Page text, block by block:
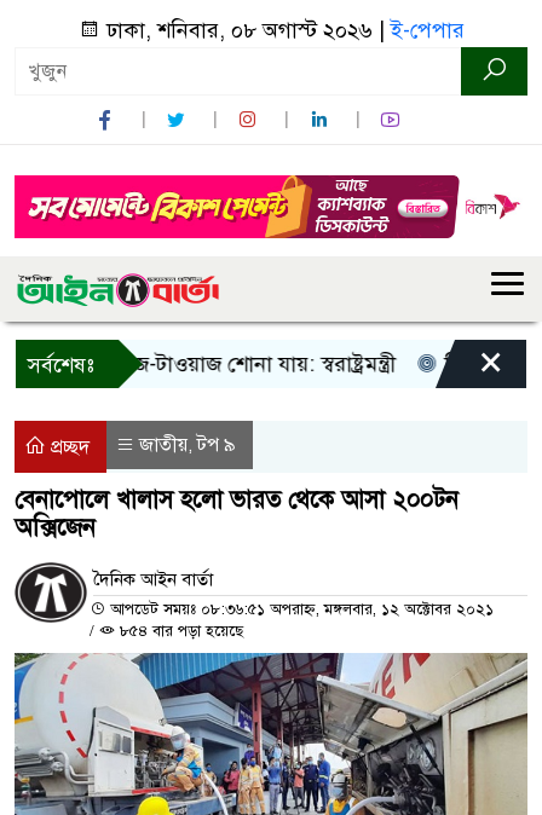
ঢাকা, শনিবার, ০৮ অগাস্ট ২০২৬ |ই-পেপার
সর্বশেষঃ
শুধু আওয়াজ-টাওয়াজ শোনা যায়: স্বরাষ্ট্রমন্ত্রী তিন দিনের
×
প্রচ্ছদ জাতীয়,টপ ৯
বেনাপোলে খালাস হলো ভারত থেকে আসা ২০০টন
অক্সিজেন
দৈনিক আইন বার্তা
আপডেট সময়ঃ ০৮:৩৬:৫১ অপরাহ্ন, মঙ্গলবার, ১২ অক্টোবর ২০২১
/
৮৫৪ বার পড়া হয়েছে